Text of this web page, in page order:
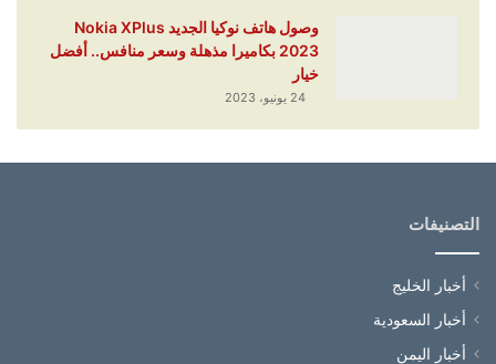
وصول هاتف نوكيا الجديد Nokia XPlus
2023 بكاميرا مذهلة وسعر منافس.. أفضل
خيار
24 يونيو، 2023
التصنيفات
أخبار الخليج
أخبار السعودية
أخبار اليمن